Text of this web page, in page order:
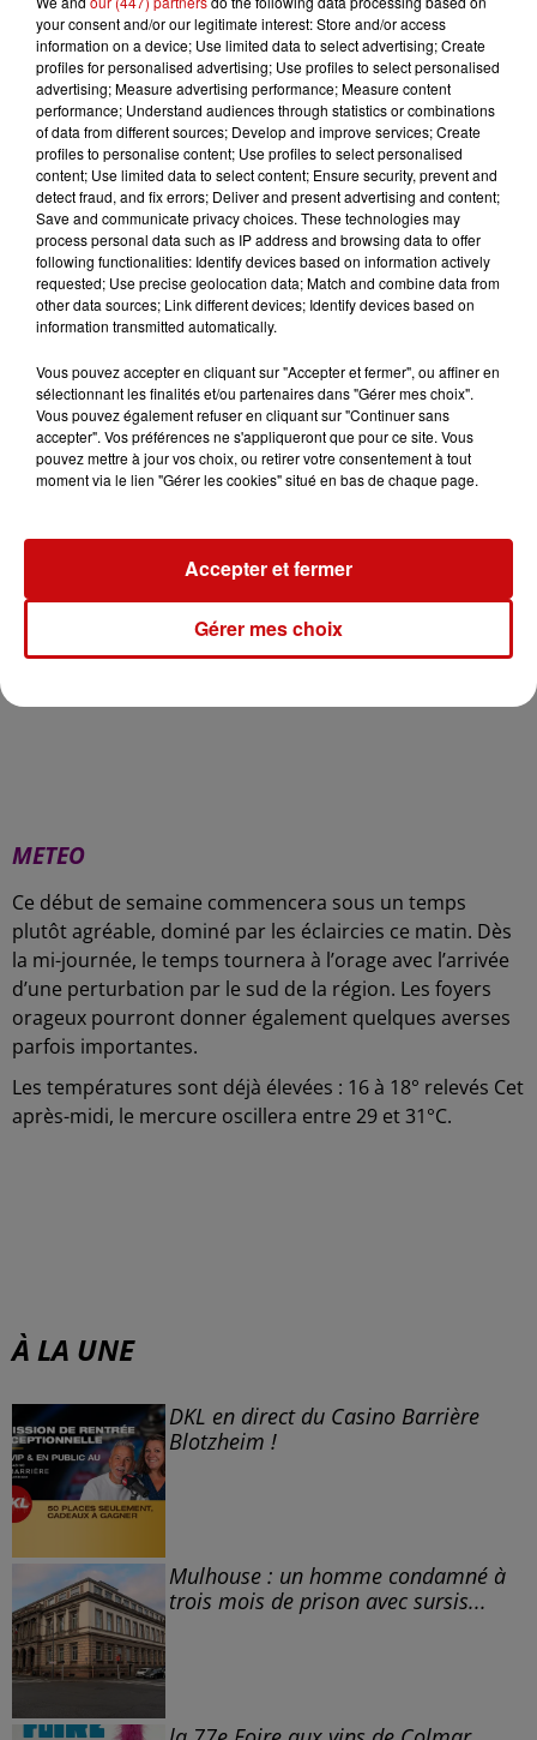
démissionnaires du dernier conseil.C’est donc une
triangulaire qui se profile dimanche prochain pour le
second tour.
Et puis, la petite commune de Stattmatten est, elle,
orpheline de son maireRené Bondoerffer. Celui-ci s’est
éteint vendredi des suites d’une maladie. Il était âgé de
68 ans.
METEO
Ce début de semaine commencera sous un temps
plutôt agréable, dominé par les éclaircies ce matin. Dès
la mi-journée, le temps tournera à l’orage avec l’arrivée
d’une perturbation par le sud de la région. Les foyers
orageux pourront donner également quelques averses
parfois importantes.
Les températures sont déjà élevées : 16 à 18° relevés Cet
après-midi, le mercure oscillera entre 29 et 31°C.
your consent and/or our legitimate interest: Store and/or access
information on a device; Use limited data to select advertising; Create
profiles for personalised advertising; Use profiles to select personalised
advertising; Measure advertising performance; Measure content
performance; Understand audiences through statistics or combinations
of data from different sources; Develop and improve services; Create
profiles to personalise content; Use profiles to select personalised
content; Use limited data to select content; Ensure security, prevent and
detect fraud, and fix errors; Deliver and present advertising and content;
Save and communicate privacy choices. These technologies may
process personal data such as IP address and browsing data to offer
following functionalities: Identify devices based on information actively
requested; Use precise geolocation data; Match and combine data from
other data sources; Link different devices; Identify devices based on
information transmitted automatically.
Vous pouvez accepter en cliquant sur "Accepter et fermer", ou affiner en
sélectionnant les finalités et/ou partenaires dans "Gérer mes choix".
Vous pouvez également refuser en cliquant sur "Continuer sans
accepter". Vos préférences ne s'appliqueront que pour ce site. Vous
pouvez mettre à jour vos choix, ou retirer votre consentement à tout
moment via le lien "Gérer les cookies" situé en bas de chaque page.
Gérer mes choix
Accepter et fermer